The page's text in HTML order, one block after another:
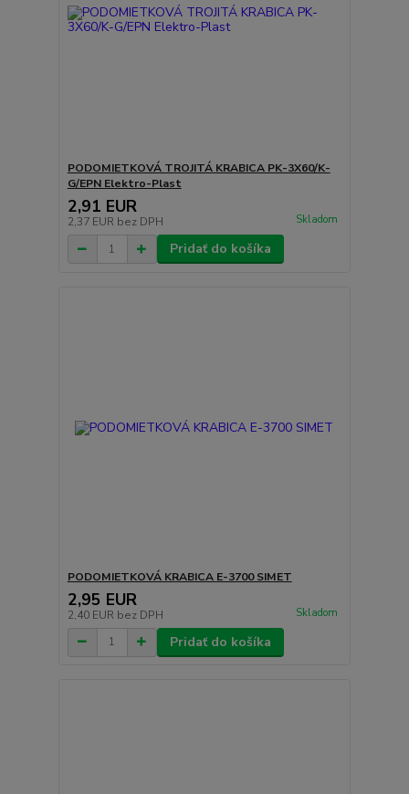
PODOMIETKOVÁ TROJITÁ KRABICA PK-3X60/K-
G/EPN Elektro-Plast
2,91 EUR
2,37 EUR bez DPH Skladom
Pridať do košíka
PODOMIETKOVÁ KRABICA E-3700 SIMET
2,95 EUR
2,40 EUR bez DPH Skladom
Pridať do košíka